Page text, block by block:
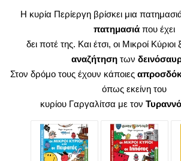
Η κυρία Περίεργη βρίσκει μια
πατημασιά που έχει
δει ποτέ της. Και έτσι, οι Μικροί Κύριοι
αναζήτηση των
Στον δρόμο τους έχουν κάποιες
όπως εκείνη του
κυρίου Γαργαλίτσα με τον